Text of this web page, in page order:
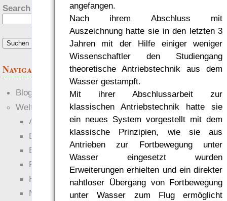
angefangen.
Nach ihrem Abschluss mit
Auszeichnung hatte sie in den letzten 3
Jahren mit der Hilfe einiger weniger
Wissenschaftler den Studiengang
theoretische Antriebstechnik aus dem
Wasser gestampft.
Mit ihrer Abschlussarbeit zur
klassischen Antriebstechnik hatte sie
ein neues System vorgestellt mit dem
klassische Prinzipien, wie sie aus
Antrieben zur Fortbewegung unter
Wasser eingesetzt wurden
Erweiterungen erhielten und ein direkter
nahtloser Übergang von Fortbewegung
unter Wasser zum Flug ermöglicht
Search this site:
Navigation
Blogs
Welten
Ante Portas
Die neuen Lande
EWS-X
Freihändler
Hinter der Welt
Magie